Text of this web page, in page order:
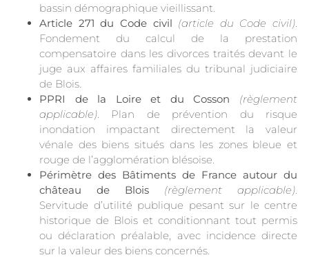
bassin démographique vieillissant.
Article 271 du Code civil (article du Code civil)
Fondement du calcul de la prestation
compensatoire dans les divorces traités devant le
juge aux affaires familiales du tribunal judiciaire
de Blois.
PPRI de la Loire et du Cosson
(règlement
applicable) . Plan de prévention du risque
inondation impactant directement la valeur
vénale des biens situés dans les zones bleue et
rouge de l’agglomération blésoise.
Périmètre des Bâtiments de France autour du
château de Blois
(règlement applicable)
Servitude d’utilité publique pesant sur le centre
historique de Blois et conditionnant tout permis
ou déclaration préalable, avec incidence directe
sur la valeur des biens concernés.